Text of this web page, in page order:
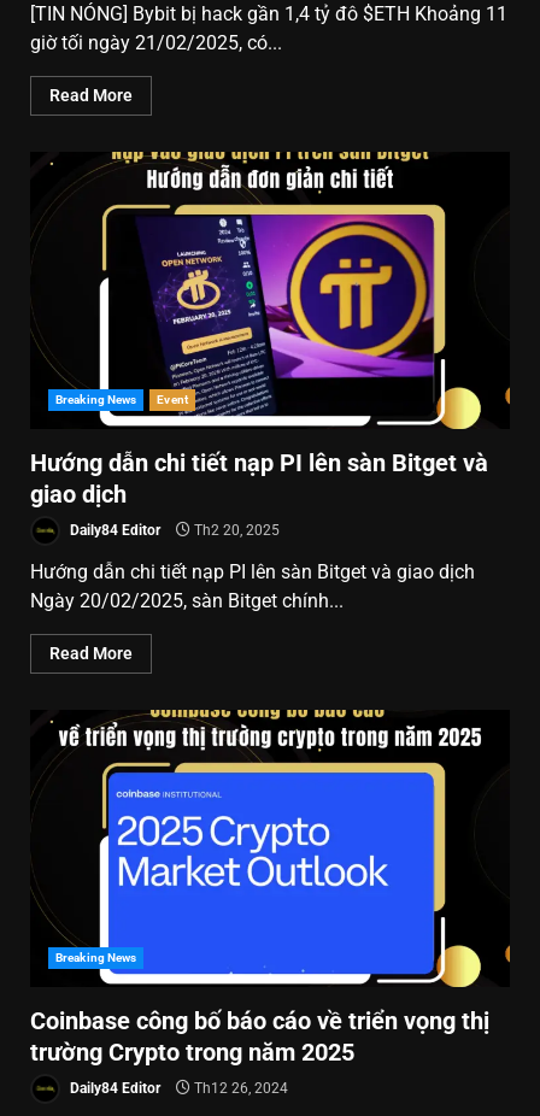
[TIN NÓNG] Bybit bị hack gần 1,4 tỷ đô $ETH Khoảng 11
giờ tối ngày 21/02/2025, có...
Read More
Breaking News Event
Hướng dẫn chi tiết nạp PI lên sàn Bitget và
giao dịch
Daily84 Editor Th2 20, 2025
Hướng dẫn chi tiết nạp PI lên sàn Bitget và giao dịch
Ngày 20/02/2025, sàn Bitget chính...
Read More
Breaking News
Coinbase công bố báo cáo về triển vọng thị
trường Crypto trong năm 2025
Daily84 Editor Th12 26, 2024